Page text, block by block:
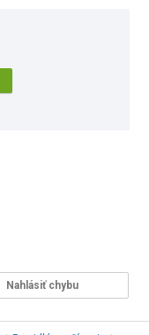
Nahlásiť chybu